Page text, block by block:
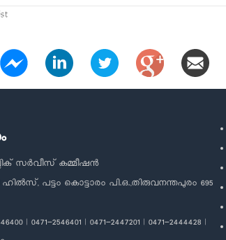
സർവീസ് കമ്മീഷൻ
പട്ടം കൊട്ടാരം പി.ഒ.,തിരുവനന്തപുരം 695
| 0471-2546401 | 0471-2447201 | 0471-2444428 |